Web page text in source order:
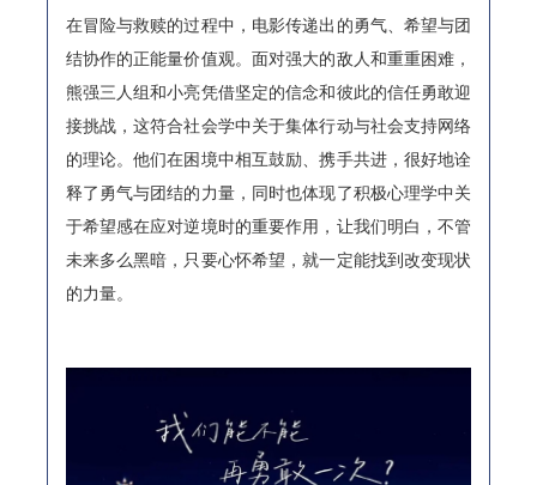
在冒险与救赎的过程中，电影传递出的勇气、希望与团
结协作的正能量价值观。面对强大的敌人和重重困难，
熊强三人组和小亮凭借坚定的信念和彼此的信任勇敢迎
接挑战，这符合社会学中关于集体行动与社会支持网络
的理论。他们在困境中相互鼓励、携手共进，很好地诠
释了勇气与团结的力量，同时也体现了积极心理学中关
于希望感在应对逆境时的重要作用，让我们明白，不管
未来多么黑暗，只要心怀希望，就一定能找到改变现状
的力量。